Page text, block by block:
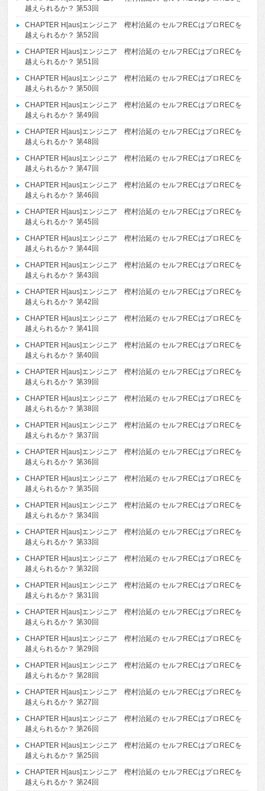
越えられるか？ 第53回
CHAPTER H[aus]エンジニア 樫村治延の セルフRECはプロRECを
越えられるか？ 第52回
CHAPTER H[aus]エンジニア 樫村治延の セルフRECはプロRECを
越えられるか？ 第51回
CHAPTER H[aus]エンジニア 樫村治延の セルフRECはプロRECを
越えられるか？ 第50回
CHAPTER H[aus]エンジニア 樫村治延の セルフRECはプロRECを
越えられるか？ 第49回
CHAPTER H[aus]エンジニア 樫村治延の セルフRECはプロRECを
越えられるか？ 第48回
CHAPTER H[aus]エンジニア 樫村治延の セルフRECはプロRECを
越えられるか？ 第47回
CHAPTER H[aus]エンジニア 樫村治延の セルフRECはプロRECを
越えられるか？ 第46回
CHAPTER H[aus]エンジニア 樫村治延の セルフRECはプロRECを
越えられるか？ 第45回
CHAPTER H[aus]エンジニア 樫村治延の セルフRECはプロRECを
越えられるか？ 第44回
CHAPTER H[aus]エンジニア 樫村治延の セルフRECはプロRECを
越えられるか？ 第43回
CHAPTER H[aus]エンジニア 樫村治延の セルフRECはプロRECを
越えられるか？ 第42回
CHAPTER H[aus]エンジニア 樫村治延の セルフRECはプロRECを
越えられるか？ 第41回
CHAPTER H[aus]エンジニア 樫村治延の セルフRECはプロRECを
越えられるか？ 第40回
CHAPTER H[aus]エンジニア 樫村治延の セルフRECはプロRECを
越えられるか？ 第39回
CHAPTER H[aus]エンジニア 樫村治延の セルフRECはプロRECを
越えられるか？ 第38回
CHAPTER H[aus]エンジニア 樫村治延の セルフRECはプロRECを
越えられるか？ 第37回
CHAPTER H[aus]エンジニア 樫村治延の セルフRECはプロRECを
越えられるか？ 第36回
CHAPTER H[aus]エンジニア 樫村治延の セルフRECはプロRECを
越えられるか？ 第35回
CHAPTER H[aus]エンジニア 樫村治延の セルフRECはプロRECを
越えられるか？ 第34回
CHAPTER H[aus]エンジニア 樫村治延の セルフRECはプロRECを
越えられるか？ 第33回
CHAPTER H[aus]エンジニア 樫村治延の セルフRECはプロRECを
越えられるか？ 第32回
CHAPTER H[aus]エンジニア 樫村治延の セルフRECはプロRECを
越えられるか？ 第31回
CHAPTER H[aus]エンジニア 樫村治延の セルフRECはプロRECを
越えられるか？ 第30回
CHAPTER H[aus]エンジニア 樫村治延の セルフRECはプロRECを
越えられるか？ 第29回
CHAPTER H[aus]エンジニア 樫村治延の セルフRECはプロRECを
越えられるか？ 第28回
CHAPTER H[aus]エンジニア 樫村治延の セルフRECはプロRECを
越えられるか？ 第27回
CHAPTER H[aus]エンジニア 樫村治延の セルフRECはプロRECを
越えられるか？ 第26回
CHAPTER H[aus]エンジニア 樫村治延の セルフRECはプロRECを
越えられるか？ 第25回
CHAPTER H[aus]エンジニア 樫村治延の セルフRECはプロRECを
越えられるか？ 第24回